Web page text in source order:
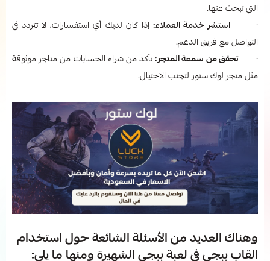
التي تبحث عنها.
· استشر خدمة العملاء: إذا كان لديك أي استفسارات، لا تتردد في
التواصل مع فريق الدعم.
·تحقق من سمعة المتجر:تأكد من شراء الحسابات من متاجر موثوقة
مثل متجر لوك ستور لتجنب الاحتيال.
وهناك العديد من الأسئلة الشائعة حول استخدام
القاب ببجي​ في لعبة ببجي الشهيرة ومنها ما يلي: